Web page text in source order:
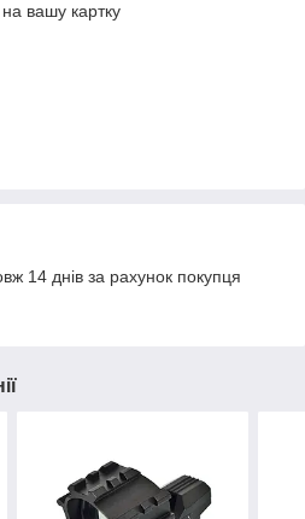
вашу картку
14 днів за рахунок покупця